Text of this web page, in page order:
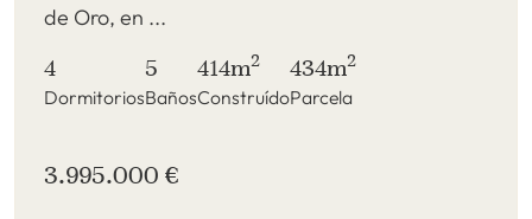
de Oro, en ...
4
Dormitorios
5
Baños
414m2
Construído
434m2
Parcela
3.995.000 €